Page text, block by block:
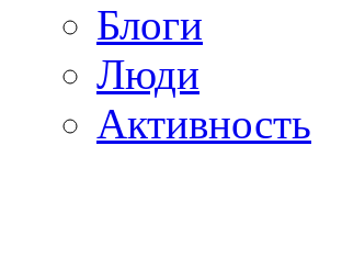
Блоги
Люди
Активность